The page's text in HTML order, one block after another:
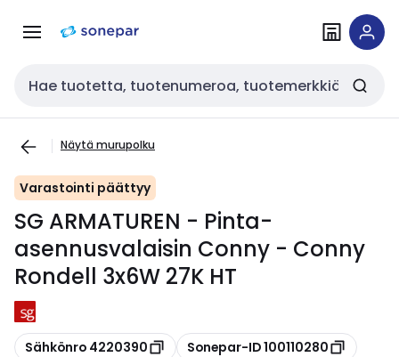
navigointiinsisältöön
Haku
Näytä murupolku
Varastointi päättyy
SG ARMATUREN - Pinta-
asennusvalaisin Conny - Conny
Rondell 3x6W 27K HT
Kopioi
Sähkönro 4220390 Kopioi
Sonepar-ID 100110280